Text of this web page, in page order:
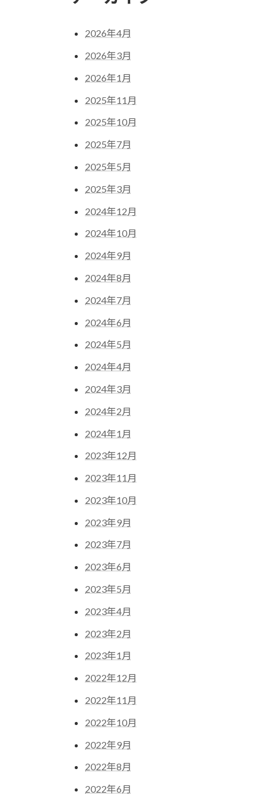
2026年4月
2026年3月
2026年1月
2025年11月
2025年10月
2025年7月
2025年5月
2025年3月
2024年12月
2024年10月
2024年9月
2024年8月
2024年7月
2024年6月
2024年5月
2024年4月
2024年3月
2024年2月
2024年1月
2023年12月
2023年11月
2023年10月
2023年9月
2023年7月
2023年6月
2023年5月
2023年4月
2023年2月
2023年1月
2022年12月
2022年11月
2022年10月
2022年9月
2022年8月
2022年6月